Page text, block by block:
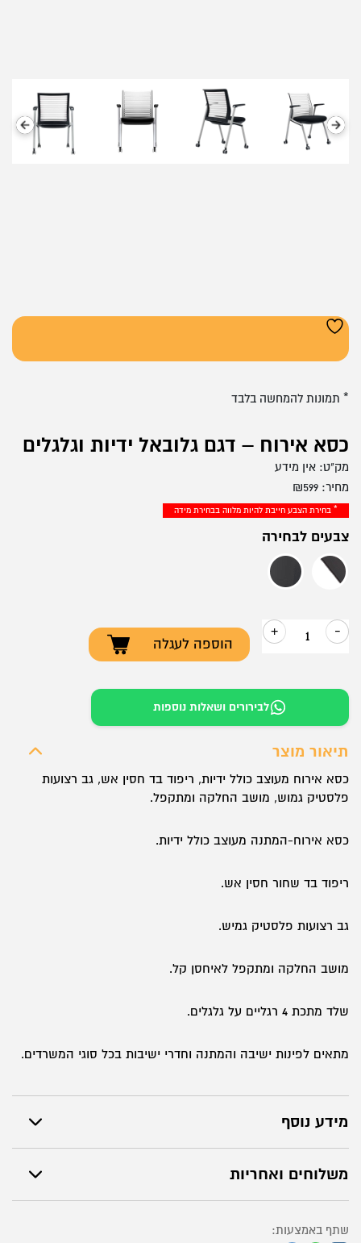
כסא אירוח – דגם גלובאל ידיות וגלגלים
מחיר: ₪599
* בחירת הצבע חייבת להיות מלווה בבחירת מידה
צבעים לבחירה
לבן שילוב שחור
שחור
-
כמות
אירוח
–
גלובאל
וגלגלים
+
הוספה לעגלה
מק"ט: אין מידע
לבירורים ושאלות נוספות
תיאור מוצר
כסא אירוח מעוצב כולל ידיות, ריפוד בד חסין אש, גב רצועות
פלסטיק גמוש, מושב החלקה ומתקפל.
כסא אירוח-המתנה מעוצב כולל ידיות.
ריפוד בד שחור חסין אש.
גב רצועות פלסטיק גמיש.
מושב החלקה ומתקפל לאיחסן קל.
שלד מתכת 4 רגליים על גלגלים.
מתאים לפינות ישיבה והמתנה וחדרי ישיבות בכל סוגי המשרדים.
מידע נוסף
משלוחים ואחריות
שתף באמצעות:
* תמונות להמחשה בלבד